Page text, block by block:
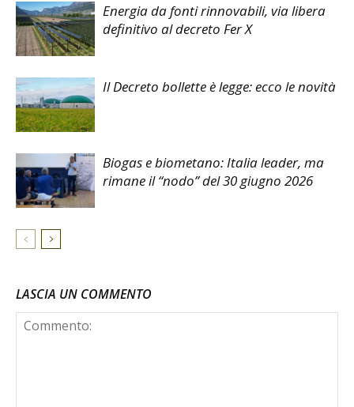
Energia da fonti rinnovabili, via libera
definitivo al decreto Fer X
Il Decreto bollette è legge: ecco le novità
Biogas e biometano: Italia leader, ma
rimane il “nodo” del 30 giugno 2026
LASCIA UN COMMENTO